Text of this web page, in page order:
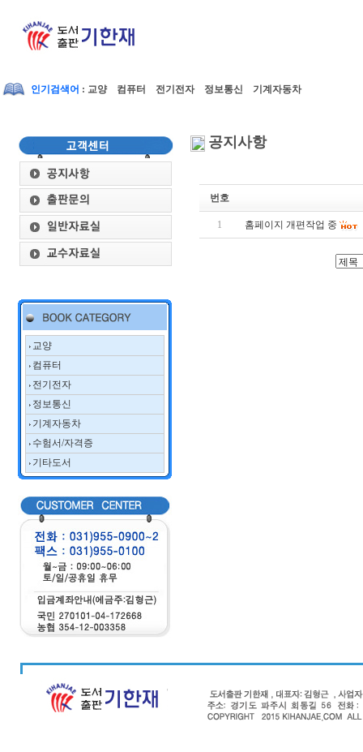
인기검색어 : 교양 컴퓨터 전기전자 정보통신 기계자동차
교양
컴퓨터
전기전자
정보통신
기계자동차
수험서/자격증
기타도서
공지사항
번호
1 홈페이지 개편작업 중